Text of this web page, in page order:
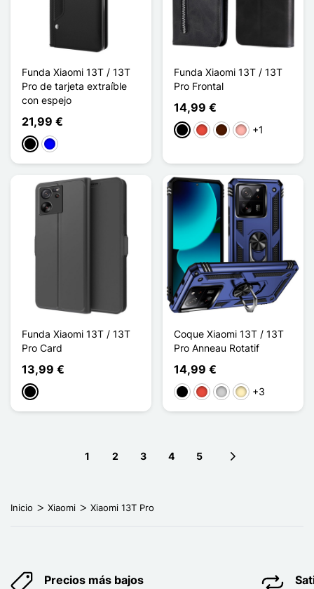
Funda Xiaomi 13T / 13T
Pro de tarjeta extraíble
con espejo
21,99 €
NegroAzul
Funda Xiaomi 13T / 13T
Pro Frontal
14,99 €
NegroRojoMarrón oscuro
Oro rosa
+1
Funda Xiaomi 13T / 13T
Pro Card
13,99 €
Negro
Coque Xiaomi 13T / 13T
Pro Anneau Rotatif
14,99 €
NegroRojoPlataOro +3
1 2 3 4 5
Inicio Xiaomi Xiaomi 13T Pro
Precios más bajos